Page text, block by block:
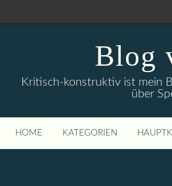
Blog
Kritisch-konstruktiv ist mein
über
HOME KATEGORIEN